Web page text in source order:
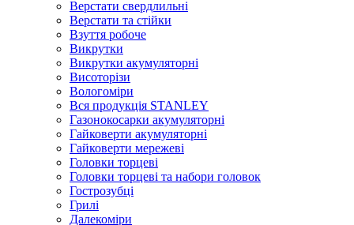
Верстати свердлильні
Верстати та стійки
Взуття робоче
Викрутки
Викрутки акумуляторні
Висоторізи
Вологоміри
Вся продукція STANLEY
Газонокосарки акумуляторні
Гайковерти акумуляторні
Гайковерти мережеві
Головки торцеві
Головки торцеві та набори головок
Гострозубці
Грилі
Далекоміри